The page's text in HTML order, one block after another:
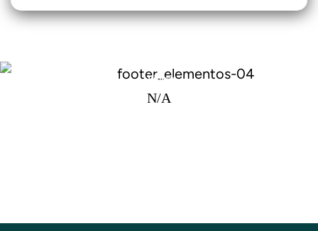
Visitas:
N/A